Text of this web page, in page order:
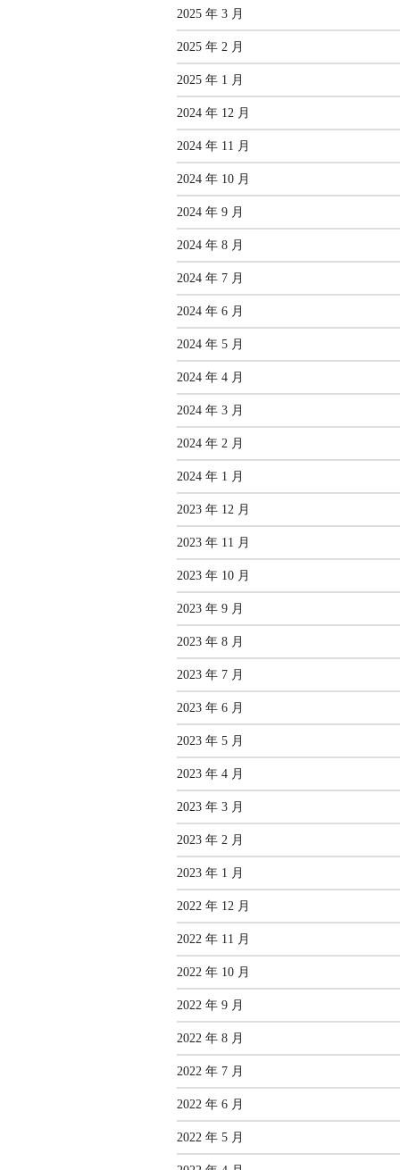
2025 年 3 月
2025 年 2 月
2025 年 1 月
2024 年 12 月
2024 年 11 月
2024 年 10 月
2024 年 9 月
2024 年 8 月
2024 年 7 月
2024 年 6 月
2024 年 5 月
2024 年 4 月
2024 年 3 月
2024 年 2 月
2024 年 1 月
2023 年 12 月
2023 年 11 月
2023 年 10 月
2023 年 9 月
2023 年 8 月
2023 年 7 月
2023 年 6 月
2023 年 5 月
2023 年 4 月
2023 年 3 月
2023 年 2 月
2023 年 1 月
2022 年 12 月
2022 年 11 月
2022 年 10 月
2022 年 9 月
2022 年 8 月
2022 年 7 月
2022 年 6 月
2022 年 5 月